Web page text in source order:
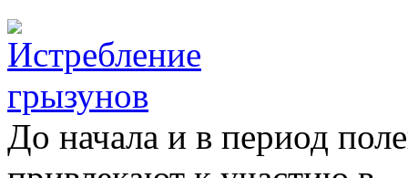
До начала и в период